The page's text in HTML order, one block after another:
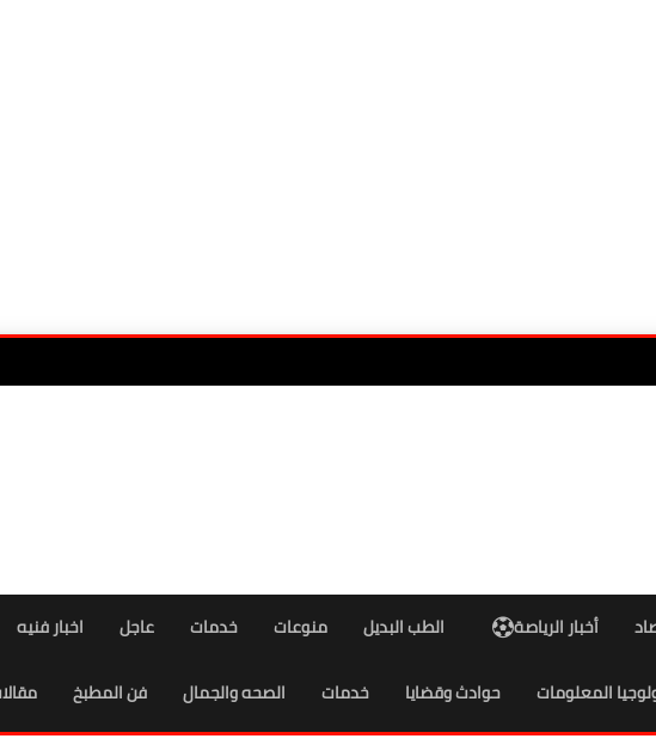
أخبار الرياصة الطب البديل منوعات خدمات عاجل اخبار فنيه
المعلومات حوادث وقضايا خدمات الصحه والجمال فن المطبخ